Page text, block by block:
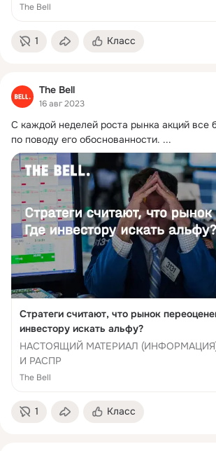
The Bell
1 Класс
The Bell
16 авг 2023
С каждой неделей роста рынка акций все
по поводу его обоснованности. ...
Стратеги считают, что рынок
инвестору искать альфу?
НАСТОЯЩИЙ МАТЕРИАЛ
И РАСПР
The Bell
1 Класс